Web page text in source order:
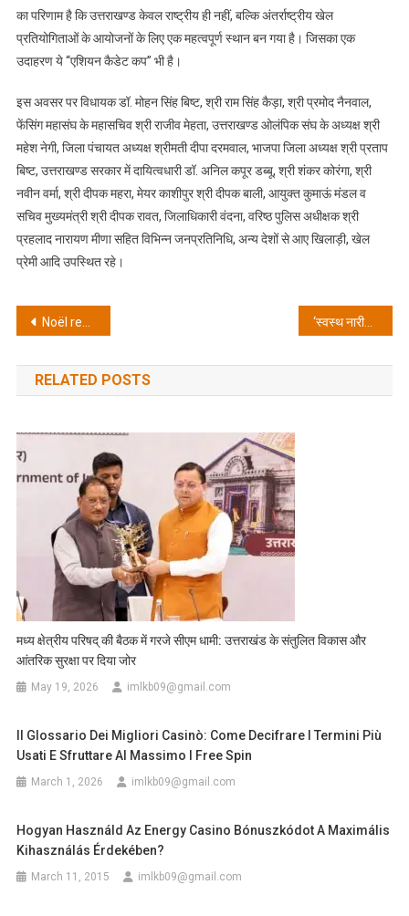
का परिणाम है कि उत्तराखण्ड केवल राष्ट्रीय ही नहीं, बल्कि अंतर्राष्ट्रीय खेल
प्रतियोगिताओं के आयोजनों के लिए एक महत्वपूर्ण स्थान बन गया है। जिसका एक
उदाहरण ये “एशियन कैडेट कप” भी है।
इस अवसर पर विधायक डॉ. मोहन सिंह बिष्ट, श्री राम सिंह कैड़ा, श्री प्रमोद नैनवाल,
फेंसिंग महासंघ के महासचिव श्री राजीव मेहता, उत्तराखण्ड ओलंपिक संघ के अध्यक्ष श्री
महेश नेगी, जिला पंचायत अध्यक्ष श्रीमती दीपा दरमवाल, भाजपा जिला अध्यक्ष श्री प्रताप
बिष्ट, उत्तराखण्ड सरकार में दायित्वधारी डॉ. अनिल कपूर डब्बू, श्री शंकर कोरंगा, श्री
नवीन वर्मा, श्री दीपक महरा, मेयर काशीपुर श्री दीपक बाली, आयुक्त कुमाऊं मंडल व
सचिव मुख्यमंत्री श्री दीपक रावत, जिलाधिकारी वंदना, वरिष्ठ पुलिस अधीक्षक श्री
प्रहलाद नारायण मीणा सहित विभिन्न जनप्रतिनिधि, अन्य देशों से आए खिलाड़ी, खेल
प्रेमी आदि उपस्थित रहे।
Post
navigation
Noël responsable : comment les sites de jeux partenaires de GamCare vous guident pas à pas ‘स्वस्थ नारी–सशक्त परिवार’ थीम पर सचिवालय परिसर में रक्तदान एवं स्वास्थ्य शिविर का आयोजन
RELATED POSTS
मध्य क्षेत्रीय परिषद् की बैठक में गरजे सीएम धामी: उत्तराखंड के संतुलित विकास और
आंतरिक सुरक्षा पर दिया जोर
May 19, 2026 imlkb09@gmail.com
Il Glossario Dei Migliori Casinò: Come Decifrare I Termini Più
Usati E Sfruttare Al Massimo I Free Spin
March 1, 2026 imlkb09@gmail.com
Hogyan Használd Az Energy Casino Bónuszkódot A Maximális
Kihasználás Érdekében?
March 11, 2015 imlkb09@gmail.com